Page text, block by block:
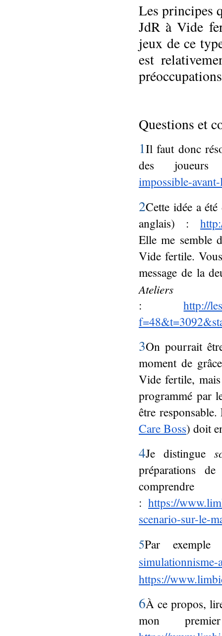
Les principes
JdR à Vide
jeux de ce
est
Questions et
1Il faut donc
des
impossible-
2Cette idée a
anglais) :
Elle me semble
Vide fertile.
message de la
:http://
3On pourrait
moment de
Vide fertile,
programmé par
être
Care Boss) doit
4Je distingue
préparations
: https://
scenario-sur-le-
5Par
simulationnisme-
https://
6À ce propos,
mon